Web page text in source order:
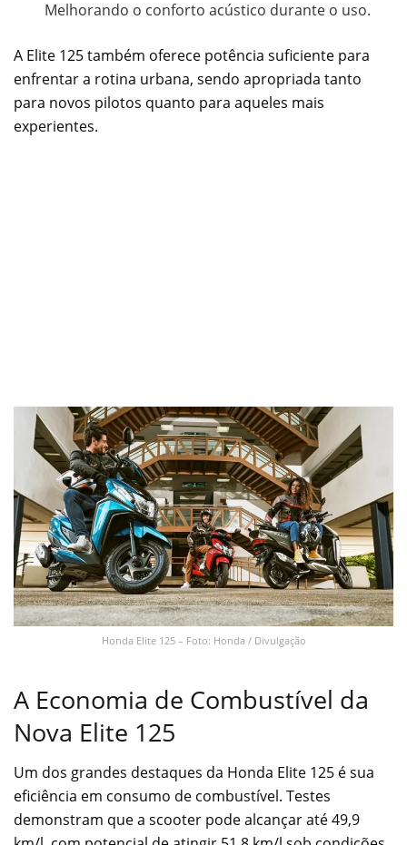
Melhorando o conforto acústico durante o uso.
A Elite 125 também oferece potência suficiente para
enfrentar a rotina urbana, sendo apropriada tanto
para novos pilotos quanto para aqueles mais
experientes.
Honda Elite 125 – Foto: Honda / Divulgação
A Economia de Combustível da
Nova Elite 125
Um dos grandes destaques da Honda Elite 125 é sua
eficiência em consumo de combustível. Testes
demonstram que a scooter pode alcançar até 49,9